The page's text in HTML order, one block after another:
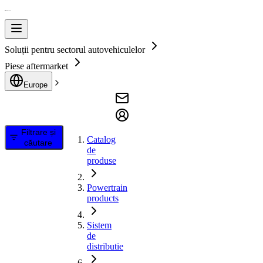
Soluții pentru sectorul autovehiculelor
Piese aftermarket
Europe
Filtrare și
căutare
Catalog
de
produse
Powertrain
products
Sistem
de
distributie